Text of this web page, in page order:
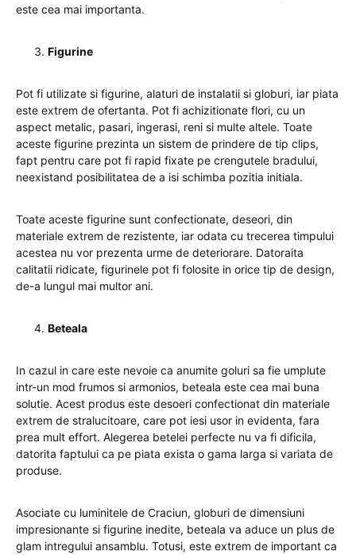
este cea mai importanta.
Figurine
Pot fi utilizate si figurine, alaturi de instalatii si globuri, iar piata
este extrem de ofertanta. Pot fi achizitionate flori, cu un
aspect metalic, pasari, ingerasi, reni si multe altele. Toate
aceste figurine prezinta un sistem de prindere de tip clips,
fapt pentru care pot fi rapid fixate pe crengutele bradului,
neexistand posibilitatea de a isi schimba pozitia initiala.
Toate aceste figurine sunt confectionate, deseori, din
materiale extrem de rezistente, iar odata cu trecerea timpului
acestea nu vor prezenta urme de deteriorare. Datoraita
calitatii ridicate, figurinele pot fi folosite in orice tip de design,
de-a lungul mai multor ani.
Beteala
In cazul in care este nevoie ca anumite goluri sa fie umplute
intr-un mod frumos si armonios, beteala este cea mai buna
solutie. Acest produs este desoeri confectionat din materiale
extrem de stralucitoare, care pot iesi usor in evidenta, fara
prea mult effort. Alegerea betelei perfecte nu va fi dificila,
datorita faptului ca pe piata exista o gama larga si variata de
produse.
Asociate cu luminitele de Craciun, globuri de dimensiuni
impresionante si figurine inedite, beteala va aduce un plus de
glam intregului ansamblu. Totusi, este extrem de important ca